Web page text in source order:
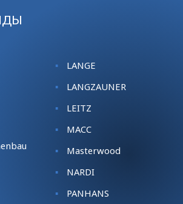
LANGE
LANGZAUNER
LEITZ
MACC
Masterwood
NARDI
PANHANS